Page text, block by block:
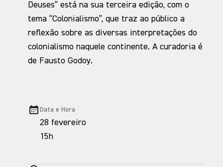
Deuses” está na sua terceira edição, com o
tema “Colonialismo”, que traz ao público a
reflexão sobre as diversas interpretações do
colonialismo naquele continente. A curadoria é
de Fausto Godoy.
Data e Hora
28 fevereiro
15h